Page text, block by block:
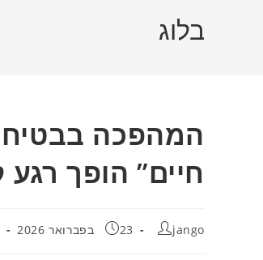
בלוג
המהפכה
חיים” הופך רגע
מחבר:jango פורסם: 23 בפברואר 2026